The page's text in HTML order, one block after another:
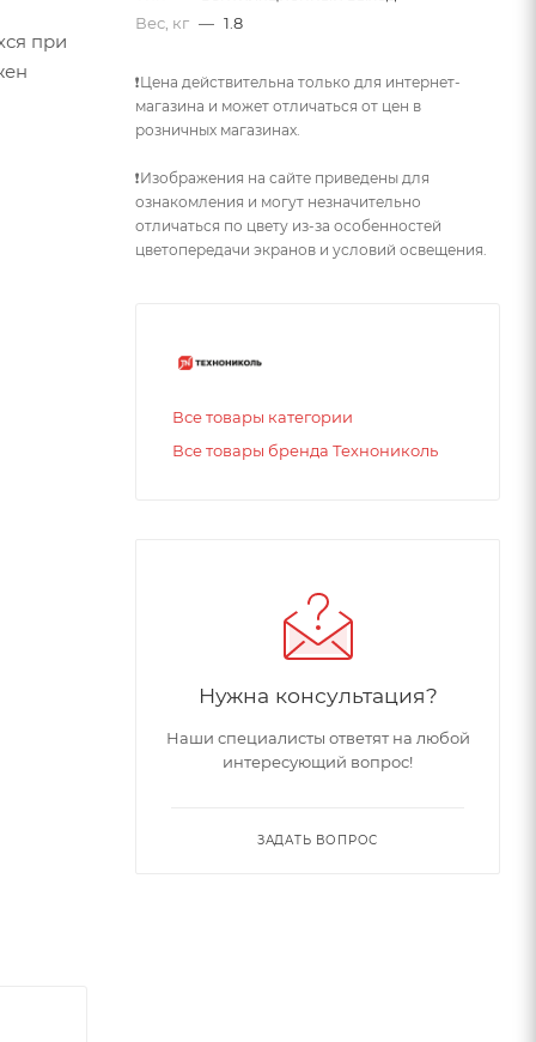
при
Вес, кг — 1.8
❗Цена действительна только для интернет-
магазина и может отличаться от цен в
розничных магазинах.
❗Изображения на сайте приведены для
ознакомления и могут незначительно
отличаться по цвету из-за особенностей
цветопередачи экранов и условий освещения.
Все товары категории
Все товары бренда Технониколь
Нужна консультация?
Наши специалисты ответят на любой
интересующий вопрос!
ЗАДАТЬ ВОПРОС